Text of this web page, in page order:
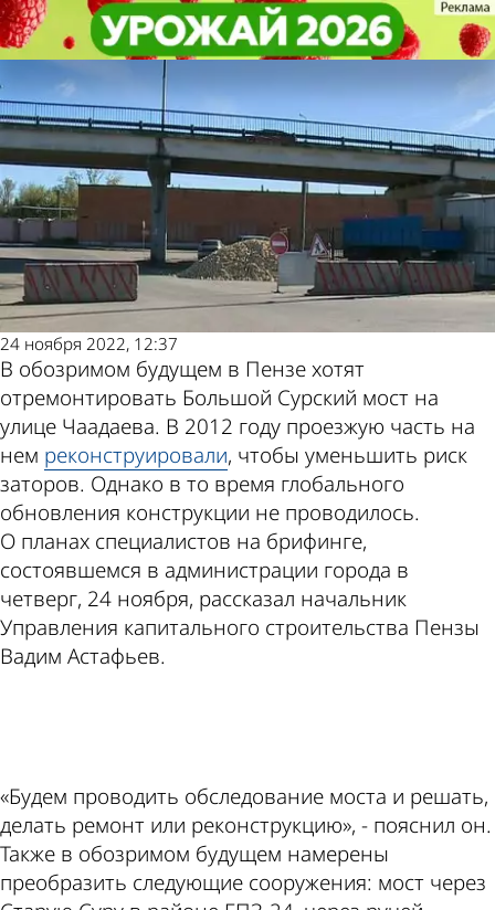
В Пензе заговорили о ремонте
Большого Сурского моста
Общество
24 ноября 2022, 12:37
В обозримом будущем в Пензе хотят
отремонтировать Большой Сурский мост на
улице Чаадаева. В 2012 году проезжую часть на
нем реконструировали, чтобы уменьшить риск
заторов. Однако в то время глобального
обновления конструкции не проводилось.
О планах специалистов на брифинге,
состоявшемся в администрации города в
четверг, 24 ноября, рассказал начальник
Управления капитального строительства Пензы
Вадим Астафьев.
«Будем проводить обследование моста и решать,
делать ремонт или реконструкцию», - пояснил он.
Также в обозримом будущем намерены
преобразить следующие сооружения: мост через
В Пензе заговорили о ремонте
Большого Сурского моста
Общество
Другие новости по
теме
Погода и курсы
валют в Пензе